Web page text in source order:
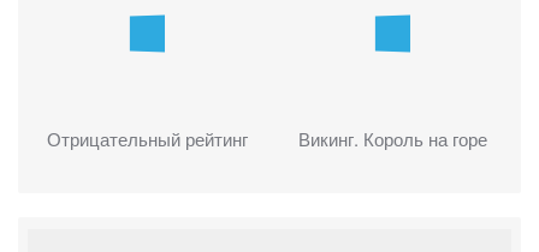
Отрицательный рейтинг Викинг. Король на горе